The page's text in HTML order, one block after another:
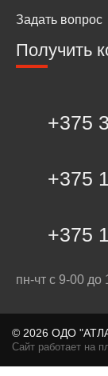
Задать вопрос
Получить
+375
+375
+375
пн-чт с 9-00 до
© 2026 ОДО
Сайт работает на